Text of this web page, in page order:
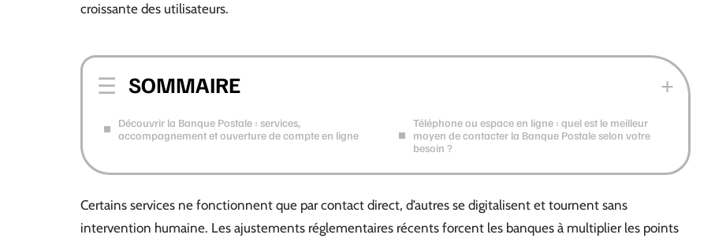
croissante des utilisateurs.
SOMMAIRE
Découvrir la Banque Postale : services,
accompagnement et ouverture de compte en ligne
Téléphone ou espace en ligne : quel est le meilleur
moyen de contacter la Banque Postale selon votre
besoin ?
Certains services ne fonctionnent que par contact direct, d’autres se digitalisent et tournent sans
intervention humaine. Les ajustements réglementaires récents forcent les banques à multiplier les points